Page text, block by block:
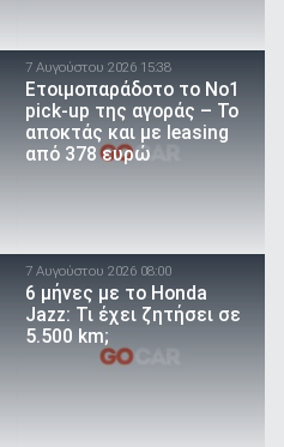
7 Αυγούστου 2026 15:38
Ετοιμοπαράδοτο το Νο1
pick-up της αγοράς – Το
αποκτάς και με leasing
από 378 ευρώ
7 Αυγούστου 2026 08:00
6 μήνες με το Honda
Jazz: Τι έχει ζητήσει σε
5.500 km;